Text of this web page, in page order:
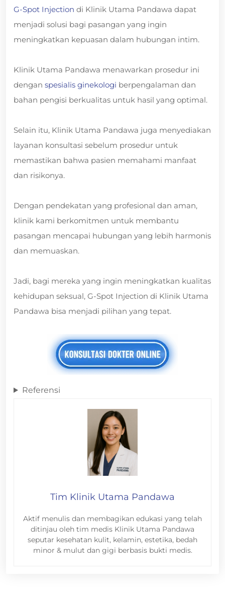
G-Spot Injection di Klinik Utama Pandawa dapat
menjadi solusi bagi pasangan yang ingin
meningkatkan kepuasan dalam hubungan intim.
Klinik Utama Pandawa menawarkan prosedur ini
dengan spesialis ginekologi berpengalaman dan
bahan pengisi berkualitas untuk hasil yang optimal.
Selain itu, Klinik Utama Pandawa juga menyediakan
layanan konsultasi sebelum prosedur untuk
memastikan bahwa pasien memahami manfaat
dan risikonya.
Dengan pendekatan yang profesional dan aman,
klinik kami berkomitmen untuk membantu
pasangan mencapai hubungan yang lebih harmonis
dan memuaskan.
Jadi, bagi mereka yang ingin meningkatkan kualitas
kehidupan seksual, G-Spot Injection di Klinik Utama
Pandawa bisa menjadi pilihan yang tepat.
Referensi
Tim Klinik Utama Pandawa
Aktif menulis dan membagikan edukasi yang telah
ditinjau oleh tim medis Klinik Utama Pandawa
seputar kesehatan kulit, kelamin, estetika, bedah
minor & mulut dan gigi berbasis bukti medis.